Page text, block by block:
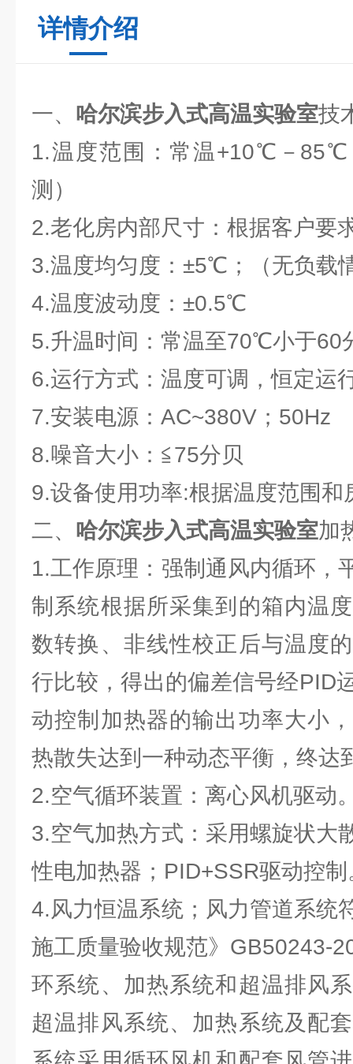
详情介绍
一、 哈尔滨步入式高温实验室技
1.温度范围：常温+10℃－85℃
测）
2.老化房内部尺寸：根据客户要
3.温度均匀度：±5℃；（无负载
4.温度波动度：±0.5℃
5.升温时间：常温至70℃小于60
6.运行方式：温度可调，恒定运
7.安装电源：AC~380V；50Hz
8.噪音大小：≦75分贝
9.设备使用功率:根据温度范围和
二、 哈尔滨步入式高温实验室加
1.工作原理：强制通风内循环，
制系统根据所采集到的箱内温
数转换、非线性校正后与温度
行比较，得出的偏差信号经PID
动控制加热器的输出功率大小
热散失达到一种动态平衡，终达
2.空气循环装置：离心风机驱动
3.空气加热方式：采用螺旋状大
性电加热器；PID+SSR驱动控制
4.风力恒温系统；风力管道系统
施工质量验收规范》GB50243-
环系统、加热系统和超温排风
超温排风系统、加热系统及配